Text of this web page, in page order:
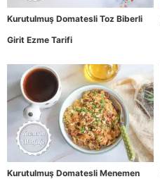
Kurutulmuş Domatesli Toz Biberli
Girit Ezme Tarifi
Kurutulmuş Domatesli Menemen